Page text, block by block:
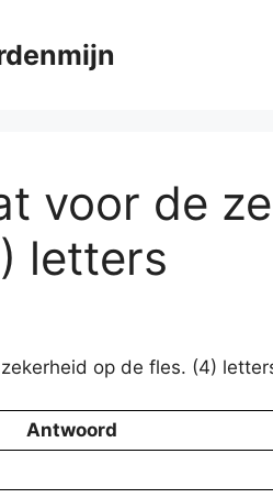
voor de
letters
op de fles. (4)
Antwoord